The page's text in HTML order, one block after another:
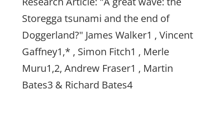
Storegga tsunami and the end of
Doggerland?" James Walker1 , Vincent
Gaffney1,* , Simon Fitch1 , Merle
Muru1,2, Andrew Fraser1 , Martin
Bates3 & Richard Bates4